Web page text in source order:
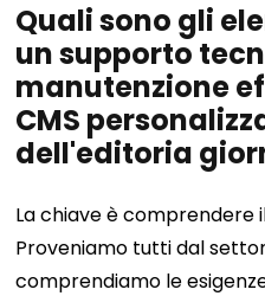
Quali sono gli
un supporto
manutenzione
CMS
dell'editoria
La chiave è comprendere
Proveniamo tutti dal
comprendiamo le